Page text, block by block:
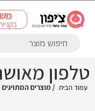
בקנייה
טלפון
עמוד הבית / מוצרים